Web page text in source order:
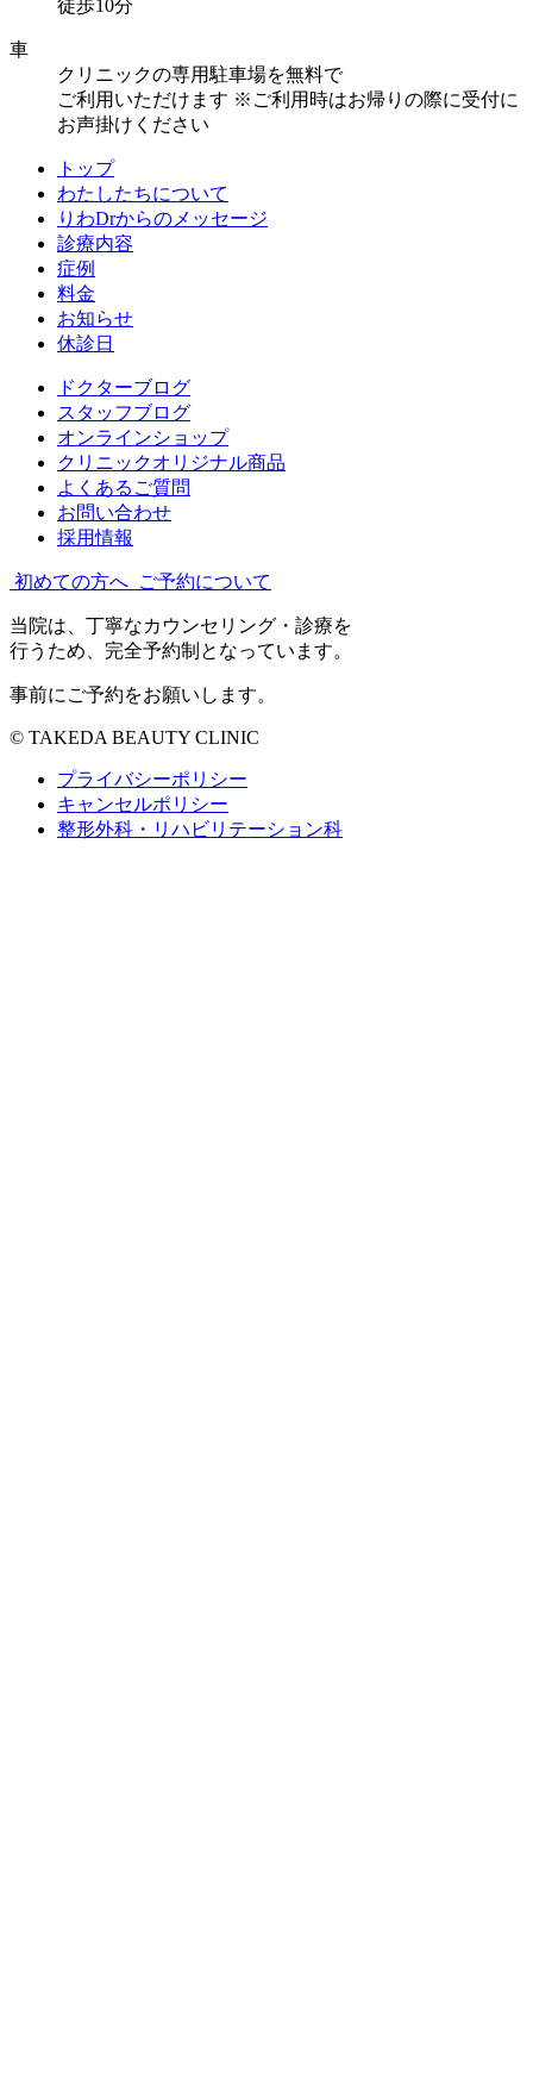
徒歩10分
車
クリニックの専用駐車場を無料で
ご利用いただけます ※ご利用時はお帰りの際に受付に
お声掛けください
トップ
わたしたちについて
りわDrからのメッセージ
診療内容
症例
料金
お知らせ
休診日
ドクターブログ
スタッフブログ
オンラインショップ
クリニックオリジナル商品
よくあるご質問
お問い合わせ
採用情報
初めての方へ ご予約について
当院は、丁寧なカウンセリング・診療を
行うため、完全予約制となっています。
事前にご予約をお願いします。
© TAKEDA BEAUTY CLINIC
プライバシーポリシー
キャンセルポリシー
整形外科・リハビリテーション科